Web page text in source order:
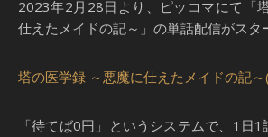
2023年2月28日より、ピッコマにて「塔の医学録 ～悪魔に
仕えたメイドの記～」の単話配信がスタ
塔の医学録 ～悪魔に仕えたメイドの記
「待てば0円」というシステムで、1日